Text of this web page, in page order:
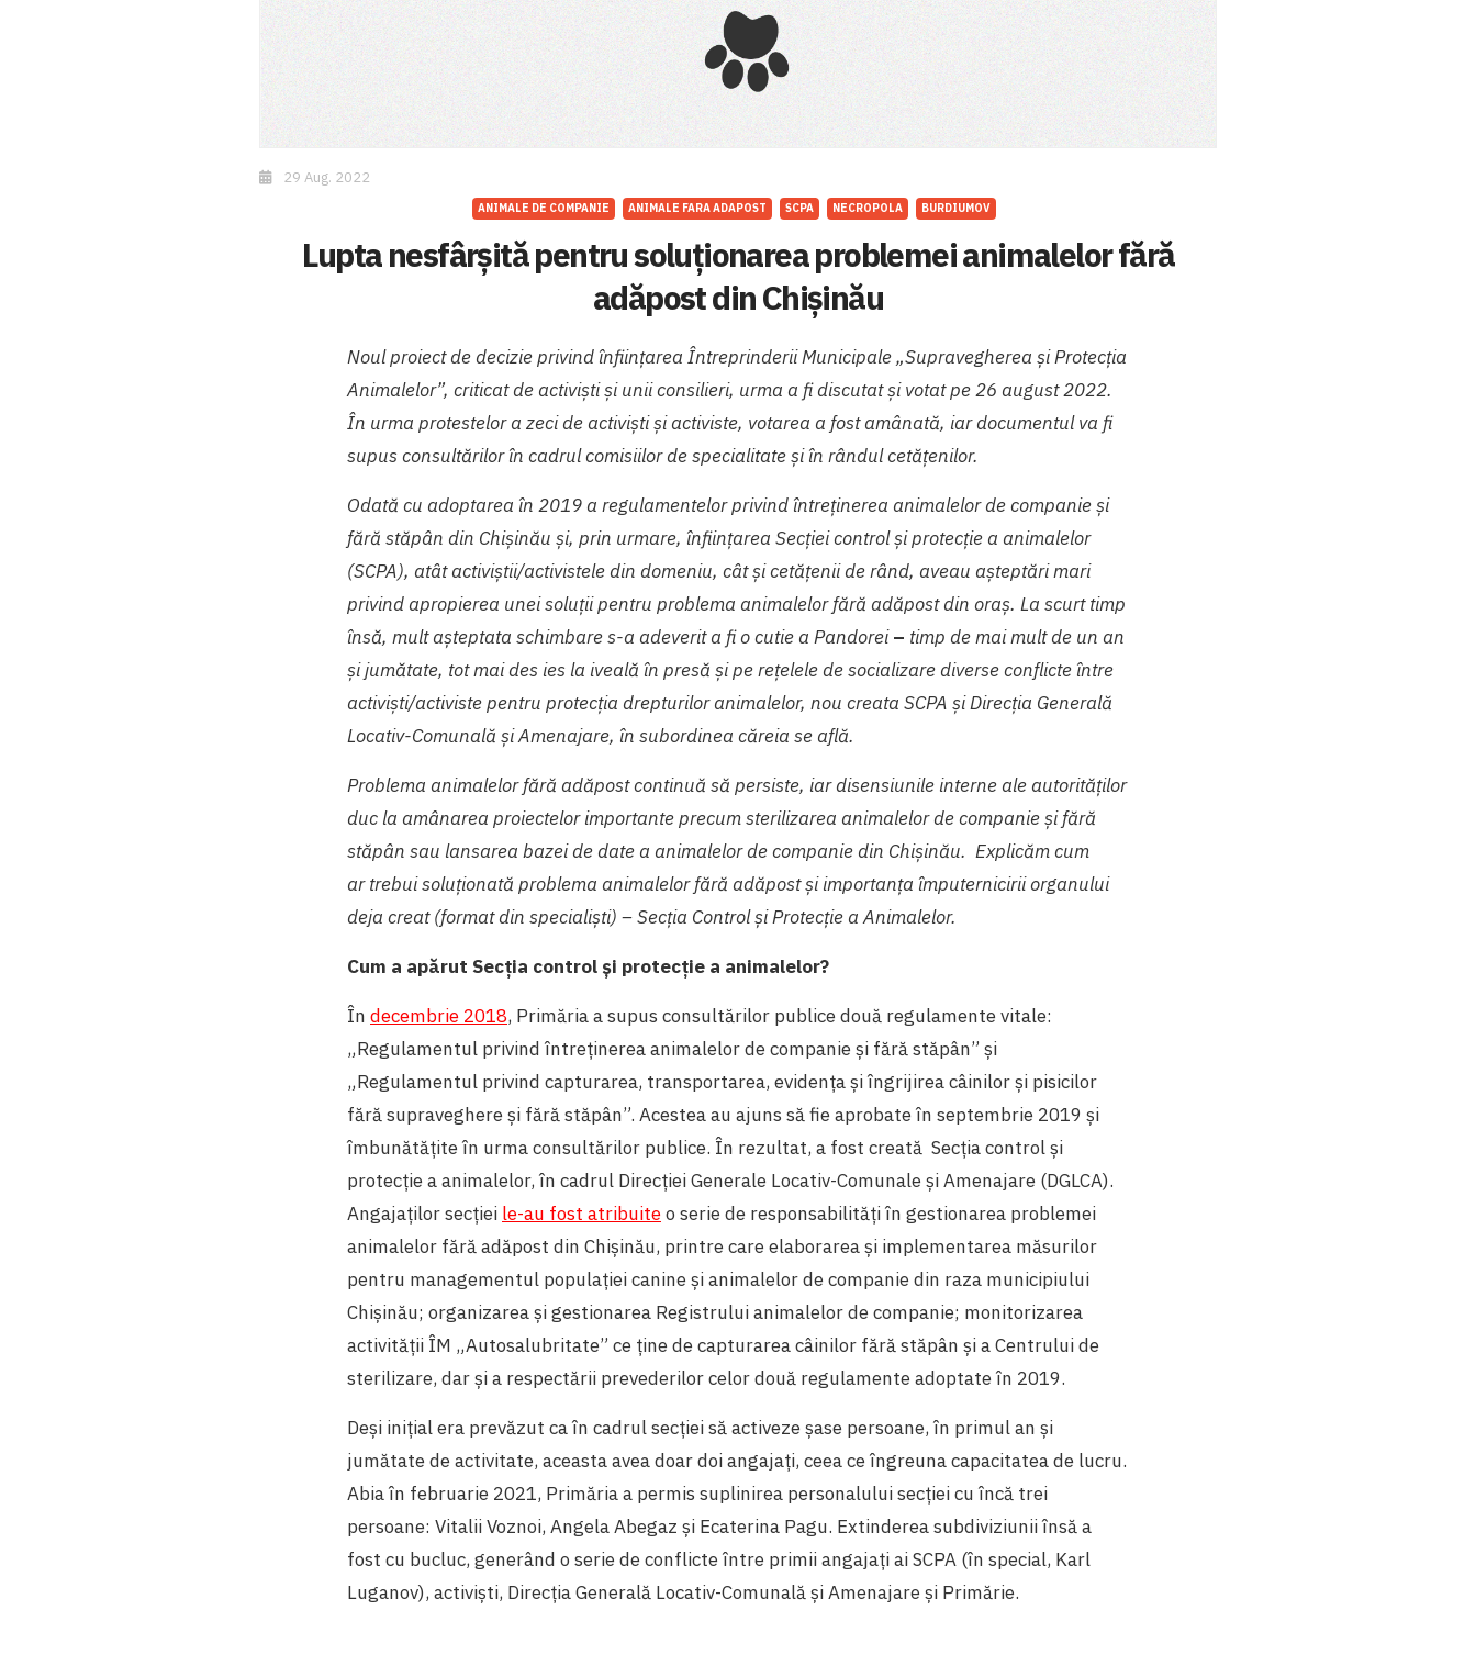
29 Aug. 2022
ANIMALE DE COMPANIE ANIMALE FARA ADAPOST SCPA NECROPOLA BURDIUMOV
Lupta nesfârșită pentru soluționarea problemei animalelor fără
adăpost din Chișinău
Noul proiect de decizie privind înființarea Întreprinderii Municipale „Supravegherea și Protecția
Animalelor”, criticat de activiști și unii consilieri, urma a fi discutat și votat pe 26 august 2022.
În urma protestelor a zeci de activiști și activiste, votarea a fost amânată, iar documentul va fi
supus consultărilor în cadrul comisiilor de specialitate și în rândul cetățenilor.
Odată cu adoptarea în 2019 a regulamentelor privind întreținerea animalelor de companie și
fără stăpân din Chișinău și, prin urmare, înființarea Secției control și protecție a animalelor
(SCPA), atât activiștii/activistele din domeniu, cât și cetățenii de rând, aveau așteptări mari
privind apropierea unei soluții pentru problema animalelor fără adăpost din oraș. La scurt timp
însă, mult așteptata schimbare s-a adeverit a fi o cutie a Pandorei– timp de mai mult de un an
și jumătate, tot mai des ies la iveală în presă și pe rețelele de socializare diverse conflicte între
activiști/activiste pentru protecția drepturilor animalelor, nou creata SCPA și Direcția Generală
Locativ-Comunală și Amenajare, în subordinea căreia se află.
Problema animalelor fără adăpost continuă să persiste, iar disensiunile interne ale autorităților
duc la amânarea proiectelor importante precum sterilizarea animalelor de companie și fără
stăpân sau lansarea bazei de date a animalelor de companie din Chișinău. Explicăm cum
ar trebui soluționată problema animalelor fără adăpost și importanța împuternicirii organului
deja creat (format din specialiști) – Secția Control și Protecție a Animalelor.
Cum a apărut Secția control și protecție a animalelor?
În decembrie 2018, Primăria a supus consultărilor publice două regulamente vitale:
„Regulamentul privind întreținerea animalelor de companie și fără stăpân” și
„Regulamentul privind capturarea, transportarea, evidența și îngrijirea câinilor și pisicilor
fără supraveghere și fără stăpân”. Acestea au ajuns să fie aprobate în septembrie 2019 și
îmbunătățite în urma consultărilor publice. În rezultat, a fost creată Secția control și
protecție a animalelor, în cadrul Direcției Generale Locativ-Comunale și Amenajare (DGLCA).
Angajaților secției le-au fost atribuiteo serie de responsabilități în gestionarea problemei
animalelor fără adăpost din Chișinău, printre care elaborarea și implementarea măsurilor
pentru managementul populației canine și animalelor de companie din raza municipiului
Chișinău; organizarea și gestionarea Registrului animalelor de companie; monitorizarea
activității ÎM „Autosalubritate” ce ține de capturarea câinilor fără stăpân și a Centrului de
sterilizare, dar și a respectării prevederilor celor două regulamente adoptate în 2019.
Deși inițial era prevăzut ca în cadrul secției să activeze șase persoane, în primul an și
jumătate de activitate, aceasta avea doar doi angajați, ceea ce îngreuna capacitatea de lucru.
Abia în februarie 2021, Primăria a permis suplinirea personalului secției cu încă trei
persoane: Vitalii Voznoi, Angela Abegaz și Ecaterina Pagu. Extinderea subdiviziunii însă a
fost cu bucluc, generând o serie de conflicte între primii angajați ai SCPA (în special, Karl
Luganov), activiști, Direcția Generală Locativ-Comunală și Amenajare și Primărie.